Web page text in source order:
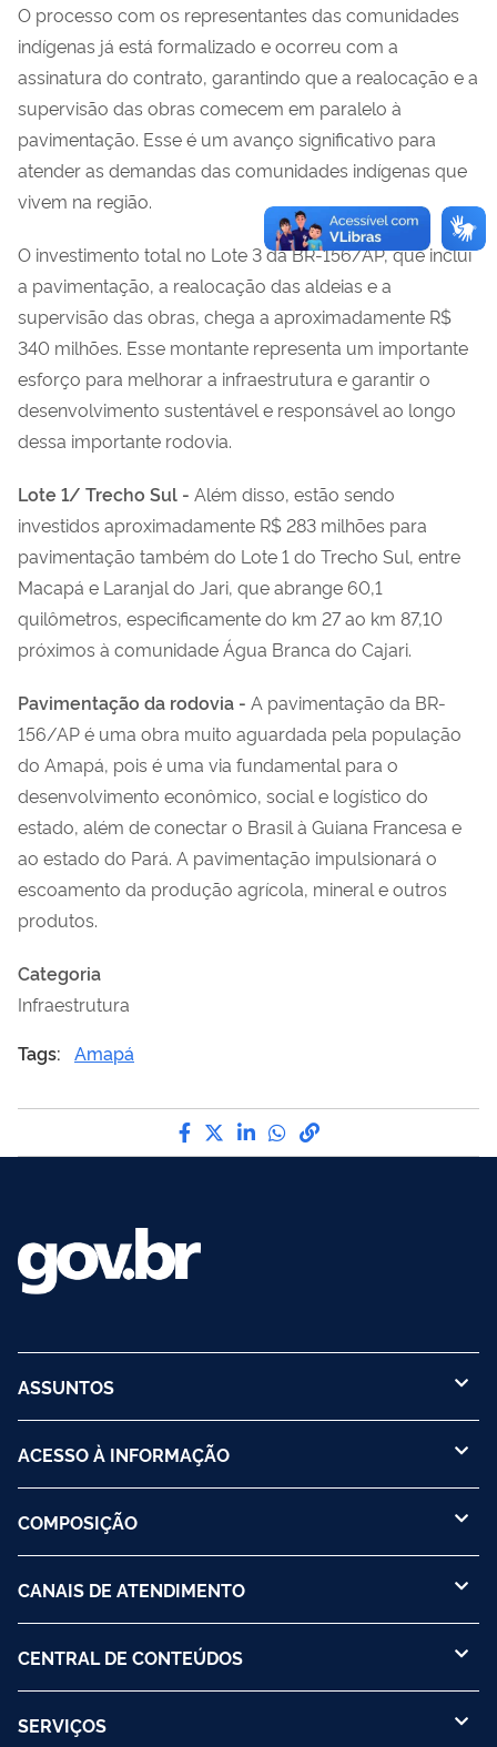
O processo com os representantes das comunidades
indígenas já está formalizado e ocorreu com a
assinatura do contrato, garantindo que a realocação e a
supervisão das obras comecem em paralelo à
pavimentação. Esse é um avanço significativo para
atender as demandas das comunidades indígenas que
vivem na região.
O investimento total no Lote 3 da BR-156/AP, que inclui
a pavimentação, a realocação das aldeias e a
supervisão das obras, chega a aproximadamente R$
340 milhões. Esse montante representa um importante
esforço para melhorar a infraestrutura e garantir o
desenvolvimento sustentável e responsável ao longo
dessa importante rodovia.
Lote 1/ Trecho Sul - Além disso, estão sendo
investidos aproximadamente R$ 283 milhões para
pavimentação também do Lote 1 do Trecho Sul, entre
Macapá e Laranjal do Jari, que abrange 60,1
quilômetros, especificamente do km 27 ao km 87,10
próximos à comunidade Água Branca do Cajari.
Pavimentação da rodovia - A pavimentação da BR-
156/AP é uma obra muito aguardada pela população
do Amapá, pois é uma via fundamental para o
desenvolvimento econômico, social e logístico do
estado, além de conectar o Brasil à Guiana Francesa e
ao estado do Pará. A pavimentação impulsionará o
escoamento da produção agrícola, mineral e outros
produtos.
Categoria
Infraestrutura
Tags: Amapá
Compartilhe por Facebook
Compartilhe por Twitter
Compartilhe por
Compartilhe por
link para Copiar
ASSUNTOS
ACESSO À INFORMAÇÃO
COMPOSIÇÃO
CANAIS DE ATENDIMENTO
CENTRAL DE CONTEÚDOS
SERVIÇOS